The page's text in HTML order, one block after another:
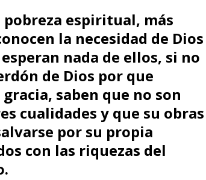
espiritual, más
la necesidad de Dios
nada de ellos, si no
de Dios por que
saben que no son
cualidades y que su obras
por su propia
con las riquezas del